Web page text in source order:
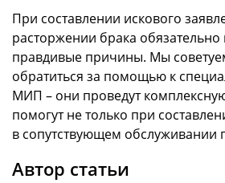
При составлении искового
расторжении брака
правдивые причины. Мы
обратиться за помощью к
МИП – они проведут
помогут не только при
в сопутствующем обслуживании
Автор статьи